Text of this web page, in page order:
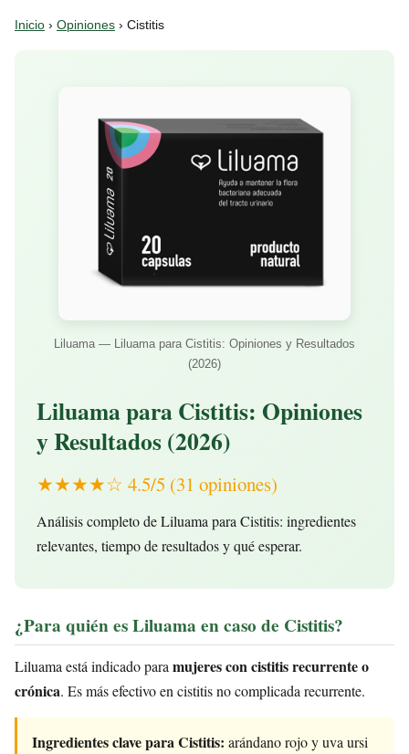
Inicio › Opiniones › Cistitis
Liluama — Liluama para Cistitis: Opiniones y Resultados
(2026)
Liluama para Cistitis: Opiniones
y Resultados (2026)
★★★★☆ 4.5/5 (31 opiniones)
Análisis completo de Liluama para Cistitis: ingredientes
relevantes, tiempo de resultados y qué esperar.
¿Para quién es Liluama en caso de Cistitis?
Liluama está indicado paramujeres con cistitis recurrente o
crónica. Es más efectivo en cistitis no complicada recurrente.
Ingredientes clave para Cistitis: arándano rojo y uva ursi